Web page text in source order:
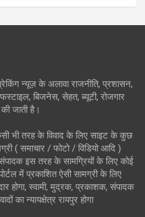
न्यूज़ के अलावा राजनीति, प्रशासन,
बिजनेस, सेहत, ब्यूटी, रोजगार
जाती है।
भी तरह के विवाद के लिए साइट के कुछ
( समाचार / फोटो / विडियो आदि )
इस तरह के सामग्रियों के लिए कोई
में प्रकाशित ऐसी सामग्री के लिए
होगा, स्वामी, मुद्रक, प्रकाशक, संपादक
का न्यायक्षेत्र रायपुर होगा